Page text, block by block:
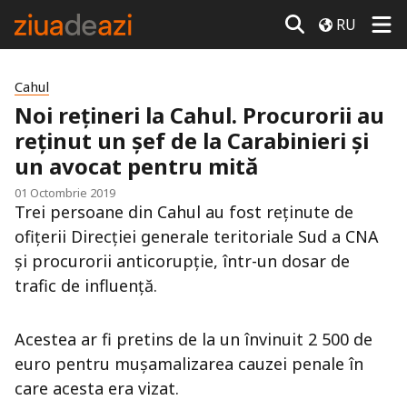
RU
Cahul
Noi rețineri la Cahul. Procurorii au
reținut un șef de la Carabinieri și
un avocat pentru mită
01 Octombrie 2019
Trei persoane din Cahul au fost reținute de
ofițerii Direcţiei generale teritoriale Sud a CNA
şi procurorii anticorupție, într-un dosar de
trafic de influenţă.
Acestea ar fi pretins de la un învinuit 2 500 de
euro pentru mușamalizarea cauzei penale în
care acesta era vizat.